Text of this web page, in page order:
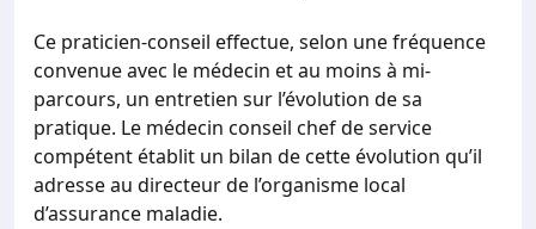
Ce praticien-conseil effectue, selon une fréquence
convenue avec le médecin et au moins à mi-
parcours, un entretien sur l’évolution de sa
pratique. Le médecin conseil chef de service
compétent établit un bilan de cette évolution qu’il
adresse au directeur de l’organisme local
d’assurance maladie.